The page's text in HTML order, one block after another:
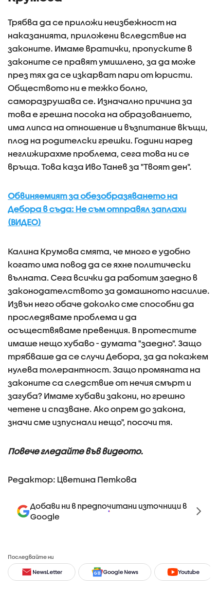
Трябва да се приложи неизбежност на
наказанията, приложени вследствие на
законите. Имаме вратички, пропуските в
законите се правят умишлено, за да може
през тях да се изкарват пари от юристи.
Обществото ни е тежко болно,
саморазрушава се. Изначално причина за
това е грешна посока на образованието,
има липса на отношение и възпитание вкъщи,
плод на родителски грешки. Години наред
неглижирахме проблема, сега това ни се
връща. Това каза Иво Танев за "Твоят ден".
Обвиняемият за обезобразяването на
Дебора в съда: Не съм отправял заплахи
(ВИДЕО)
Калина Крумова смята, че много е удобно
когато има повод да се яхне политически
вълната. Сега всички да работим заедно в
законодателството за домашното насилие.
Извън него обаче доколко сме способни да
проследяваме проблема и да
осъществяваме превенция. В протестите
имаше нещо хубаво - думата "заедно". Защо
трябваше да се случи Дебора, за да покажем
нулева толерантност. Защо промяната на
законите са следствие от нечия смърт и
загуба? Имаме хубави закони, но грешно
четене и спазване. Ако опрем до закона,
значи сме изпуснали нещо", посочи тя.
Повече гледайте във видеото.
Редактор: Цветина Петкова
Добави ни в предпочитани източници в
Google
Последвайте ни
NewsLetter Google News Youtube